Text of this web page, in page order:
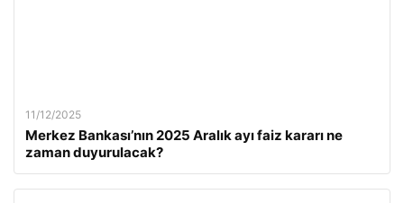
11/12/2025
Merkez Bankası’nın 2025 Aralık ayı faiz kararı ne
zaman duyurulacak?